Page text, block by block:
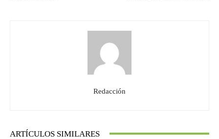
Redacción
ARTÍCULOS SIMILARES